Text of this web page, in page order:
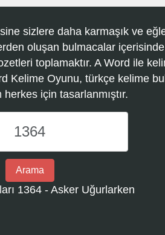
sizlere daha karmaşık ve
oluşan bulmacalar
toplamaktır. A Word ile
Kelime Oyunu, türkçe kelime
herkes için tasarlanmıştır.
Word
Kelime
Oyunu
bulmaca
numarasını
Arama
1364 - Asker Uğurlarken